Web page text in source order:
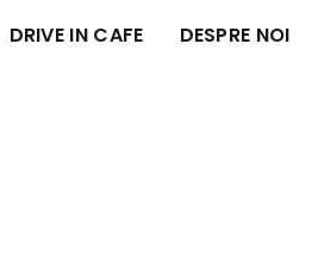
DRIVE IN CAFE DESPRE NOI